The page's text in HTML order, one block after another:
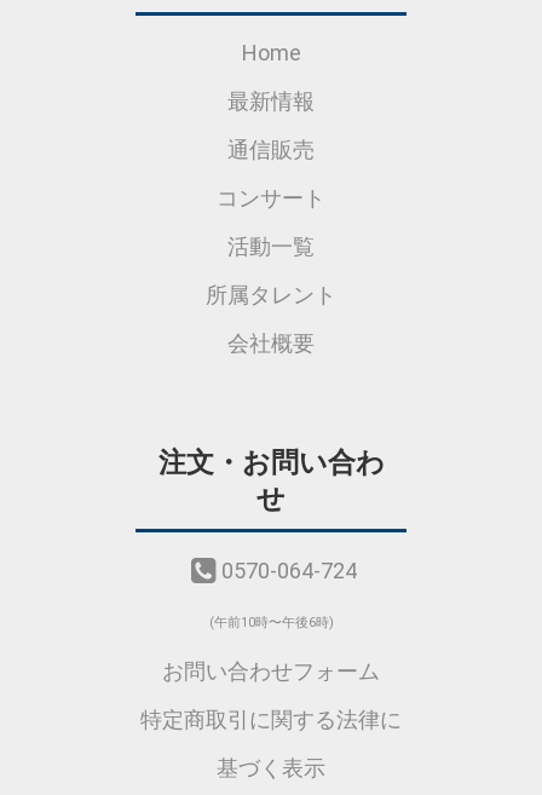
Home
最新情報
通信販売
コンサート
活動一覧
所属タレント
会社概要
注文・お問い合わ
せ
0570-064-724
(午前10時〜午後6時)
お問い合わせフォーム
特定商取引に関する法律に
基づく表示